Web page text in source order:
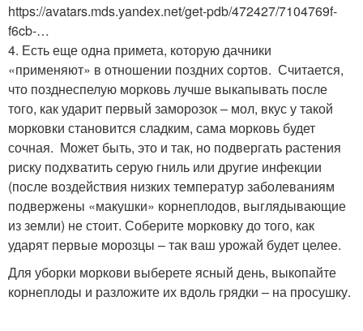
https://avatars.mds.yandex.net/get-pdb/472427/7104769f-
f6cb-…
4. Есть еще одна примета, которую дачники
«применяют» в отношении поздних сортов. Считается,
что позднеспелую морковь лучше выкапывать после
того, как ударит первый заморозок – мол, вкус у такой
морковки становится сладким, сама морковь будет
сочная. Может быть, это и так, но подвергать растения
риску подхватить серую гниль или другие инфекции
(после воздействия низких температур заболеваниям
подвержены «макушки» корнеплодов, выглядывающие
из земли) не стоит. Соберите морковку до того, как
ударят первые морозцы – так ваш урожай будет целее.
Для уборки моркови выберете ясный день, выкопайте
корнеплоды и разложите их вдоль грядки – на просушку.